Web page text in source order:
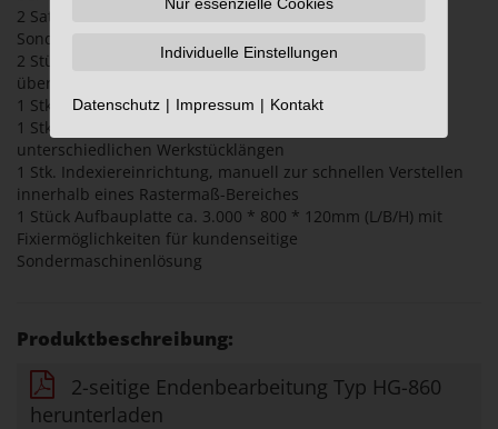
2 Satz symmetrische Prismenspannbacken in
Sonderausführung nach Kundenvorgabe
2 Stück Vorschubschlitteneinheiten Typ H400 mit Antrieb
über Kugelrollspindel und NC-Motor
1 Stk. Passplatte zur Höhen- und Abstandsjustierung
1 Stk. manuelle Verstellplatte zur Kompensierung der
unterschiedlichen Werkstücklängen
1 Stk. Indexiereinrichtung, manuell zur schnellen Verstellen
innerhalb eines Rastermaß-Bereiches
1 Stück Aufbauplatte ca. 3.000 * 800 * 120mm (L/B/H) mit
Fixiermöglichkeiten für kundenseitige
Sondermaschinenlösung
Produktbeschreibung:
2-seitige Endenbearbeitung Typ HG-860
herunterladen
Individuelle Einstellungen
Datenschutz Impressum Kontakt